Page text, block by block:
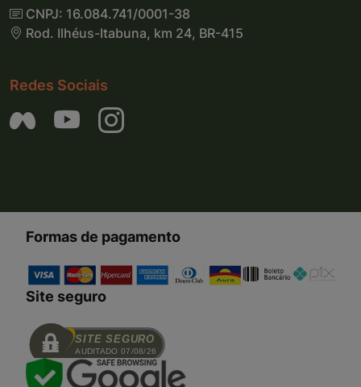
CNPJ: 16.084.741/0001-38
Rod. Ilhéus-Itabuna, km 24, BR-415
Redes Sociais
Formas de pagamento
Site seguro
SITE SEGURO
AUDITADO 07/08/26